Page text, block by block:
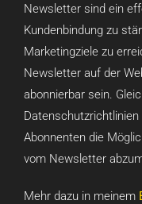
Newsletter sind ein
Kundenbindung zu
Marketingziele zu
Newsletter auf der
abonnierbar sein.
Abonnenten die
vom Newsletter
Mehr dazu in meinem